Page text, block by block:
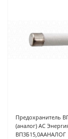
Предохранитель
(аналог) АС
ВП3Б15,0ААНАЛОГ